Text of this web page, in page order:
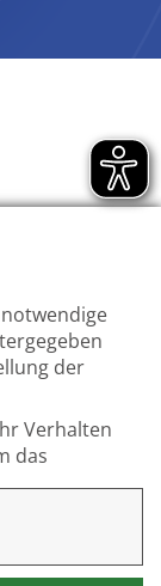
der
Verhalten
das
zu